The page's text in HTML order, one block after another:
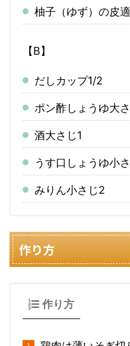
柚子（ゆず）の皮
【B】
だし カップ1/2
ポン酢しょうゆ大
酒大さじ1
うす口しょうゆ小
みりん小さじ2
作り方
作り方